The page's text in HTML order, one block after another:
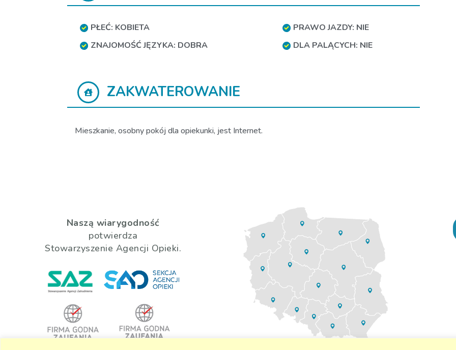
PŁEĆ: KOBIETA
ZNAJOMOŚĆ JĘZYKA: DOBRA
PRAWO JAZDY: NIE
DLA PALĄCYCH: NIE
ZAKWATEROWANIE
Mieszkanie, osobny pokój dla opiekunki, jest Internet.
Naszą wiarygodność
potwierdza
Stowarzyszenie Agencji Opieki.